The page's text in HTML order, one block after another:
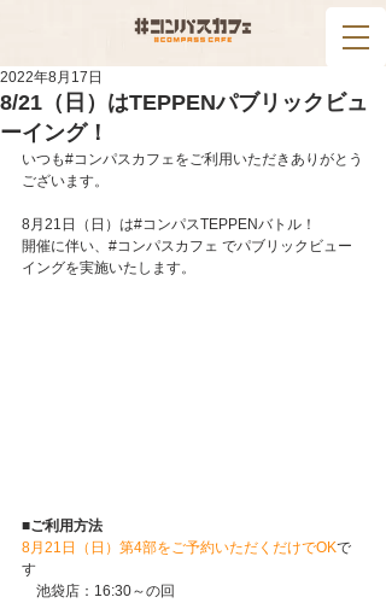
8/21（日）はTEPPENパブリックビュ
ーイング！
2022年8月17日
いつも#コンパスカフェをご利用いただきありがとう
ございます。
8月21日（日）は#コンパスTEPPENバトル！
開催に伴い、#コンパスカフェ でパブリックビュー
イングを実施いたします。
■ご利用方法
8月21日（日）第4部をご予約いただくだけでOKで
す
池袋店：16:30～の回